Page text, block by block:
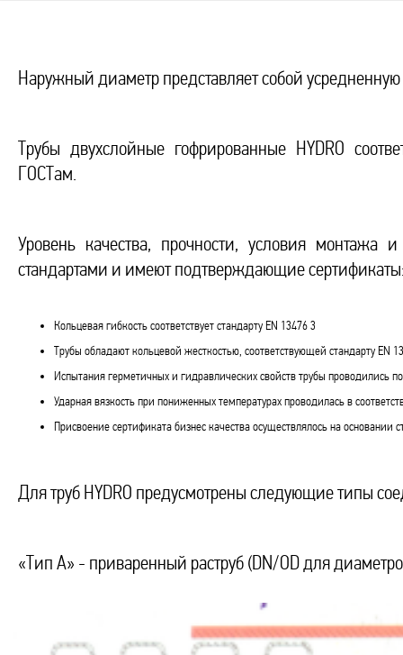
Наружный диаметр представляет собой
Трубы двухслойные гофрированные HYDRO
ГОСТам.
Уровень качества, прочности, условия монтажа
стандартами и имеют подтверждающие
Кольцевая гибкость соответствует стандарту EN 13476 3
Трубы обладают кольцевой жесткостью, соответствующей стандарту EN
Испытания герметичных и гидравлических свойств трубы проводились
Ударная вязкость при пониженных температурах проводилась в
Присвоение сертификата бизнес качества осуществлялось на основании
Для труб HYDRO предусмотрены следующие типы
«Тип А» - приваренный раструб (DN/OD для